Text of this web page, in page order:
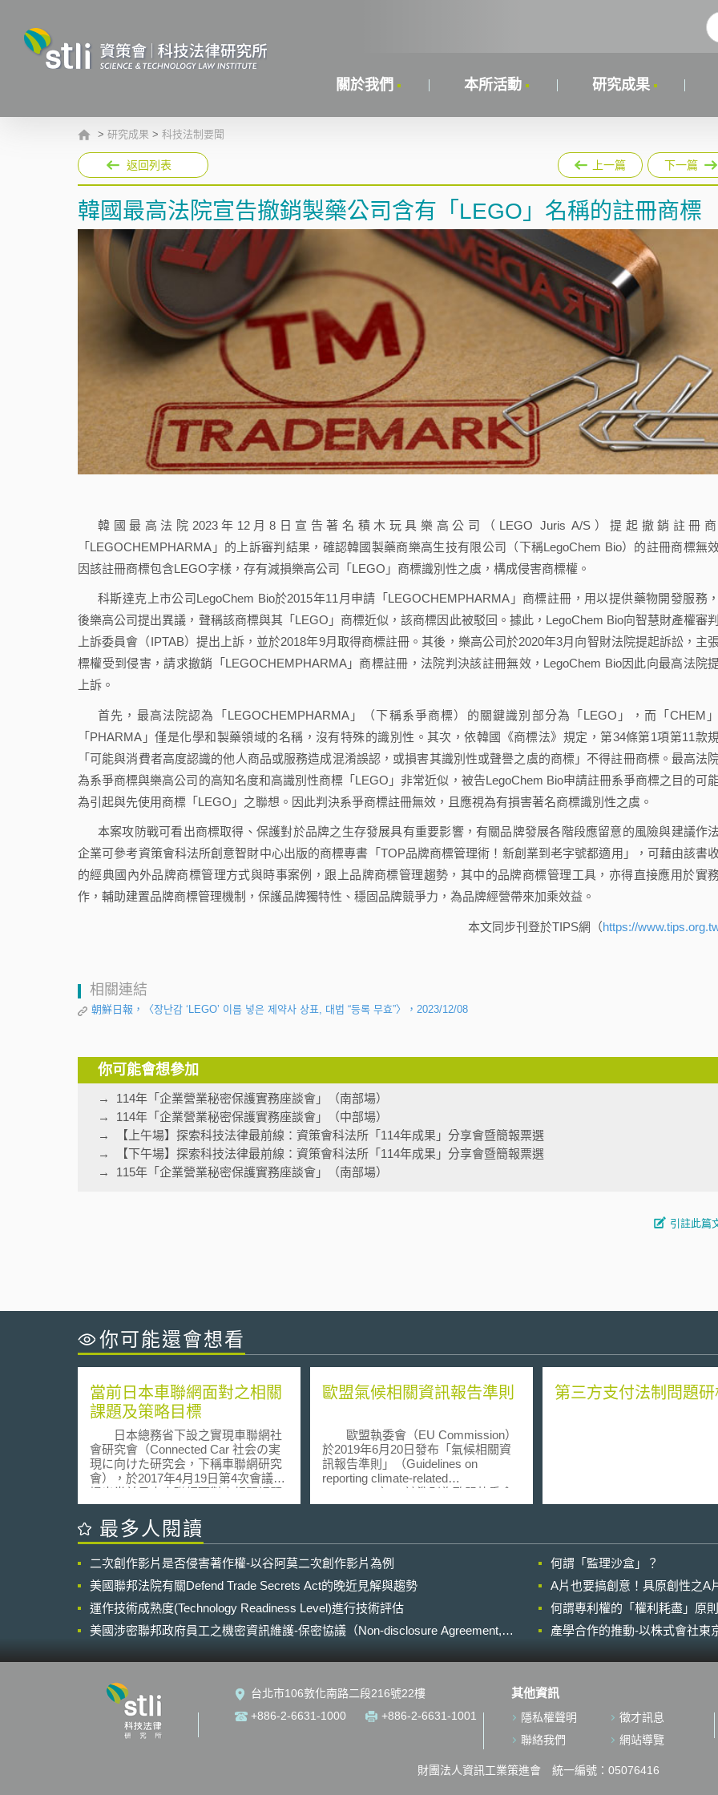
關於我們 本所活動 研究成果
> 研究成果 > 科技法制要聞
返回列表 上一篇 下一篇
韓國最高法院宣告撤銷製藥公司含有「LEGO」名稱的註冊商標
韓國最高法院2023年12月8日宣告著名積木玩具樂高公司（LEGO Juris A/S）提起撤銷註冊
「LEGOCHEMPHARMA」的上訴審判結果，確認韓國製藥商樂高生技有限公司（下稱LegoChem Bio）的註冊商標無效
因該註冊商標包含LEGO字樣，存有減損樂高公司「LEGO」商標識別性之虞，構成侵害商標權。
科斯達克上市公司LegoChem Bio於2015年11月申請「LEGOCHEMPHARMA」商標註冊，用以提供藥物開發服務
後樂高公司提出異議，聲稱該商標與其「LEGO」商標近似，該商標因此被駁回。據此，LegoChem Bio向智慧財產權審
上訴委員會（IPTAB）提出上訴，並於2018年9月取得商標註冊。其後，樂高公司於2020年3月向智財法院提起訴訟，主
標權受到侵害，請求撤銷「LEGOCHEMPHARMA」商標註冊，法院判決該註冊無效，LegoChem Bio因此向最高法院
上訴。
首先，最高法院認為「LEGOCHEMPHARMA」（下稱系爭商標）的關鍵識別部分為「LEGO」，而「CHEM
「PHARMA」僅是化學和製藥領域的名稱，沒有特殊的識別性。其次，依韓國《商標法》規定，第34條第1項第11款
「可能與消費者高度認識的他人商品或服務造成混淆誤認，或損害其識別性或聲譽之虞的商標」不得註冊商標。最高法
為系爭商標與樂高公司的高知名度和高識別性商標「LEGO」非常近似，被告LegoChem Bio申請註冊系爭商標之目的可
為引起與先使用商標「LEGO」之聯想。因此判決系爭商標註冊無效，且應視為有損害著名商標識別性之虞。
本案攻防戰可看出商標取得、保護對於品牌之生存發展具有重要影響，有關品牌發展各階段應留意的風險與建議作法
企業可參考資策會科法所創意智財中心出版的商標專書「TOP品牌商標管理術！新創業到老字號都適用」，可藉由該書
的經典國內外品牌商標管理方式與時事案例，跟上品牌商標管理趨勢，其中的品牌商標管理工具，亦得直接應用於實
作，輔助建置品牌商標管理機制，保護品牌獨特性、穩固品牌競爭力，為品牌經營帶來加乘效益。
本文同步刊登於TIPS網（https://
相關連結
朝鮮日報，〈장난감 ‘LEGO’ 이름 넣은 제약사 상표, 대법 “등록 무효”〉，2023/12/08
你可能會想參加
114年「企業營業秘密保護實務座談會」（南部場）
114年「企業營業秘密保護實務座談會」（中部場）
【上午場】探索科技法律最前線：資策會科法所「114年成果」分享會暨簡報票選
【下午場】探索科技法律最前線：資策會科法所「114年成果」分享會暨簡報票選
115年「企業營業秘密保護實務座談會」（南部場）
引註此篇
你可能還會想看
當前日本車聯網面對之相關
課題及策略目標
日本總務省下設之實現車聯網社
會研究會（Connected Car 社会の実
現に向けた研究会，下稱車聯網研究
會），於2017年4月19日第4次會議中
提出當前日本車聯網面對之相關課題
及策略目標。至目前為止日本智慧型
運輸系統（Intelligent Transportation
System）各自已發展出道路交通資訊
Communication System，簡稱
VICS）、電子收費系統（Electronic
Toll Collection System，簡稱
ETC）、雷達防追撞（ﾚｰﾀﾞｰ）等不
同通訊技術，自動駕駛則發展至初期
階段。日本當前發展中面臨其企業國
之可能性、高齡化及勞動生產力人口
減少等問題。希望透過國家開發之系
統及國際服務方式，利用交通資訊通
信系統實現最佳的交通狀態，在人口
稀少之地區利用無人駕駛系統，使駕
駛不足之問題得以解決，對當地之購
歐盟氣候相關資訊報告準則
歐盟執委會（EU Commission）
於2019年6月20日發布「氣候相關資
訊報告準則」（Guidelines on
reporting climate-related
Information），該準則為歐盟執委會
2018年3月通過的「永續金融行動計
及氣候變化對其業務之風險，讓投資
人與融資機構獲有更全面的企業資訊
以進行決策，同時引導市場資金轉向
友善氣候之企業或商業模式。 關
於企業氣候相關資訊之揭露，歐盟早
在2014年11月15日通過的「非財務資
Reporting Directive, 2014/95/EU）中
必須揭露其經營與氣候保護間之關
聯；為讓所有歐盟企業均有一致可資
遵循的揭露標準，執委會嗣於2017年
5月7日發布「非財務資訊報告準則」
Reporting）；而本次發布之「氣候相
第三方支付法制問題研
最多人閱讀
二次創作影片是否侵害著作權-以谷阿莫二次創作影片為例
何謂「監理沙盒」？
美國聯邦法院有關Defend Trade Secrets Act的晚近見解與趨勢
A片也要搞創意！具原創性之A
運作技術成熟度(Technology Readiness Level)進行技術評估
何謂專利權的「權利耗盡」原
美國涉密聯邦政府員工之機密資訊維護-保密協議（Non-disclosure Agreement,
產學合作的推動-以株式會社東
台北市106敦化南路二段216號22樓
+886-2-6631-1000
+886-2-6631-1001
其他資訊
隱私權聲明
徵才訊息
聯絡我們
網站導覽
財團法人資訊工業策進會 統一編號：05076416